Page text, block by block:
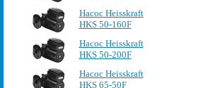
Насос Heisskraft
HKS 50-160F
Насос Heisskraft
HKS 50-200F
Насос Heisskraft
HKS 65-50F